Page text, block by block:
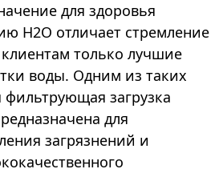
для здоровья
Н2О отличает стремление
только лучшие
воды. Одним из таких
загрузка
для
загрязнений и